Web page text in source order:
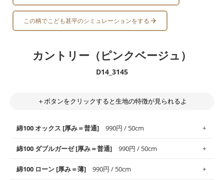
この柄でこども甚平のシミュレーションをする
カントリー（ピンクベージュ）
D14_3145
＋ボタンをクリックすると生地の特徴が見られるよ
綿100 オックス [厚み＝普通] 990円 / 50cm
使いやすさNo.1！しなやかさと適度な張りを併せ持ち、通気性の
高さがオックス生地の特徴です。当サイトのオックス生地は、
綿100 ダブルガーゼ [厚み＝普通] 990円 / 50cm
綿100 ローン [厚み＝薄] 990円 / 50cm